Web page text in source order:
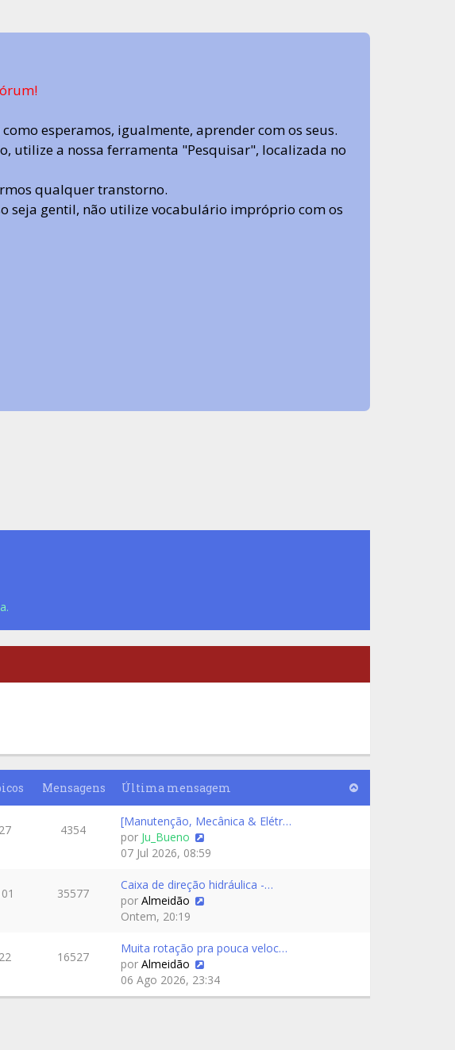
esperamos, igualmente, aprender com os seus.
utilize a nossa ferramenta "Pesquisar", localizada no
qualquer transtorno.
seja gentil, não utilize vocabulário impróprio com os
Mensagens Última mensagem
4354
[Manutenção, Mecânica & Elétr…
por Ju_Bueno
07 Jul 2026, 08:59
35577
Caixa de direção hidráulica -…
por Almeidão
Ontem, 20:19
16527
Muita rotação pra pouca veloc…
por Almeidão
06 Ago 2026, 23:34